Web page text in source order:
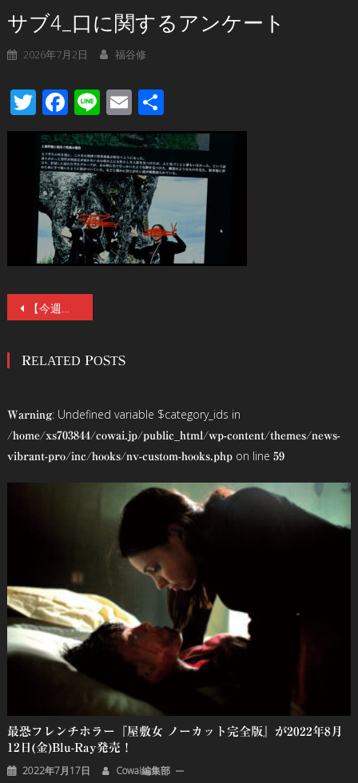
サブ4_口に関するアンケート
2026年7月2日 福谷修
TwitterFacebook
LineEmail
有
投
ナ
ゲ
ー
【今週のオススメ】「この禍禍しさは近年の清水崇ホラーでも随一」映画『口に関するアンケート』７／３(金)公開。シッチェス国際映画祭＆ファンタジア国際映画祭で清水監督W功労賞受賞
RELATED POSTS
Warning: Undefined variable $category_ids in
/home/xs703844/cowai.jp/public_html/wp-content/themes/news-
vibrant-pro/inc/hooks/nv-custom-hooks.phpon line 59
最恐フレンチホラー『屋敷女 ノーカット完全版』が2022年8月
12日(金)Blu-Ray発売！
2022年7月17日 Cowai編集部